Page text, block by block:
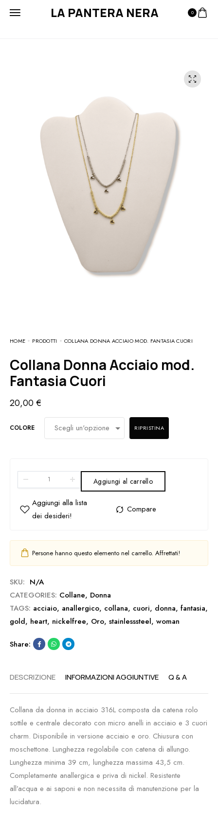
LA PANTERA NERA 0
HOME PRODOTTI COLLANA DONNA ACCIAIO MOD. FANTASIA CUORI
Collana Donna Acciaio mod.
Fantasia Cuori
20,00€
COLORE RIPRISTINA
Aggiungi al carrello
Persone hanno questo elemento nel carrello. Affrettati!
SKU: N/A
CATEGORIES: Collane, Donna
TAGS: acciaio, anallergico, collana, cuori, donna, fantasia,
gold, heart, nickelfree, Oro, stainlesssteel, woman
Share:
DESCRIZIONE INFORMAZIONI AGGIUNTIVE Q & A
Collana da donna in acciaio 316L composta da catena rolo
sottile e centrale decorato con micro anelli in acciaio e 3 cuori
charm. Disponibile in versione acciaio e oro. Chiusura con
moschettone. Lunghezza regolabile con catena di allungo.
Lunghezza minima 39 cm, lunghezza massima 43,5 cm.
Completamente anallergica e priva di nickel. Resistente
all’acqua e ai saponi e non necessita di manutenzione per la
lucidatura.